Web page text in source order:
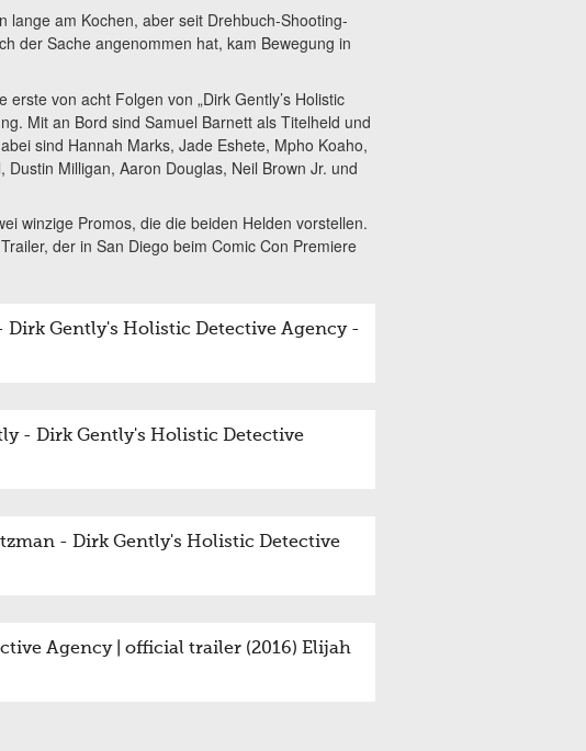
lange am Kochen, aber seit Drehbuch-Shooting-
der Sache angenommen hat, kam Bewegung in
von acht Folgen von „Dirk Gently’s Holistic
Mit an Bord sind Samuel Barnett als Titelheld und
sind Hannah Marks, Jade Eshete, Mpho Koaho,
Milligan, Aaron Douglas, Neil Brown Jr. und
winzige Promos, die die beiden Helden vorstellen.
der in San Diego beim Comic Con Premiere
Dirk Gently's Holistic Detective Agency -
- Dirk Gently's Holistic Detective
- Dirk Gently's Holistic Detective
Agency | official trailer (2016) Elijah